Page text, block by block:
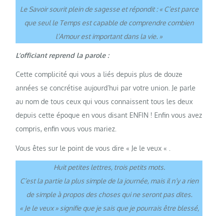
Le Savoir sourit plein de sagesse et répondit : « C’est parce
que seul le Temps est capable de comprendre combien
l’Amour est important dans la vie. »
L’officiant reprend la parole :
Cette complicité qui vous a liés depuis plus de douze
années se concrétise aujourd’hui par votre union. Je parle
au nom de tous ceux qui vous connaissent tous les deux
depuis cette époque en vous disant ENFIN ! Enfin vous avez
compris, enfin vous vous mariez.
Vous êtes sur le point de vous dire « Je le veux « .
Huit petites lettres, trois petits mots.
C’est la partie la plus simple de la journée, mais il n’y a rien
de simple à propos des choses qui ne seront pas dites.
« Je le veux » signifie que je sais que je pourrais être blessé,